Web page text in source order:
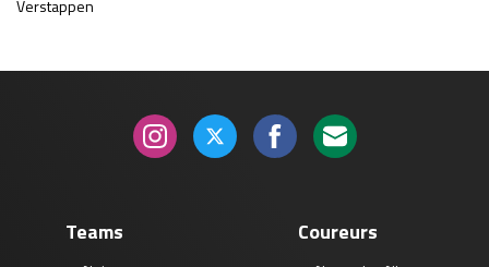
Verstappen
Teams Coureurs